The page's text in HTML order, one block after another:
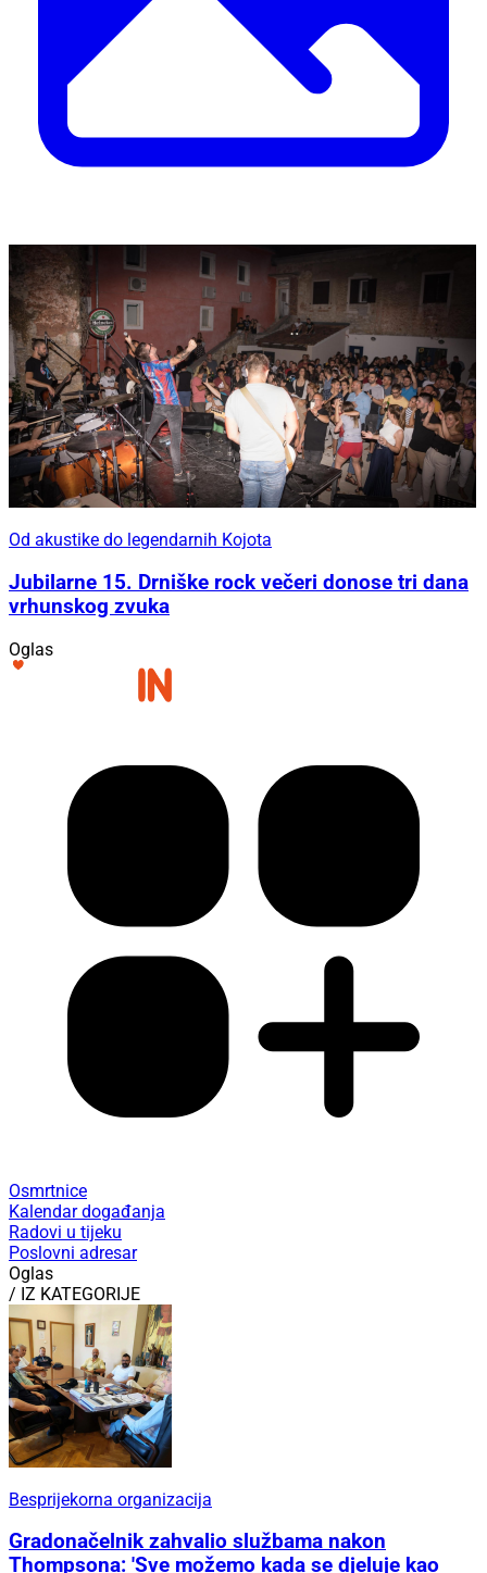
Od akustike do legendarnih Kojota
Jubilarne 15. Drniške rock večeri donose tri dana
vrhunskog zvuka
Oglas
Osmrtnice
Kalendar događanja
Radovi u tijeku
Poslovni adresar
Oglas
/ IZ KATEGORIJE
Besprijekorna organizacija
Gradonačelnik zahvalio službama nakon
Thompsona: 'Sve možemo kada se djeluje kao